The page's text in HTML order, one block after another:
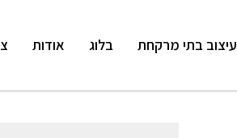
עיצוב בתי מרקחת בלוג אודות